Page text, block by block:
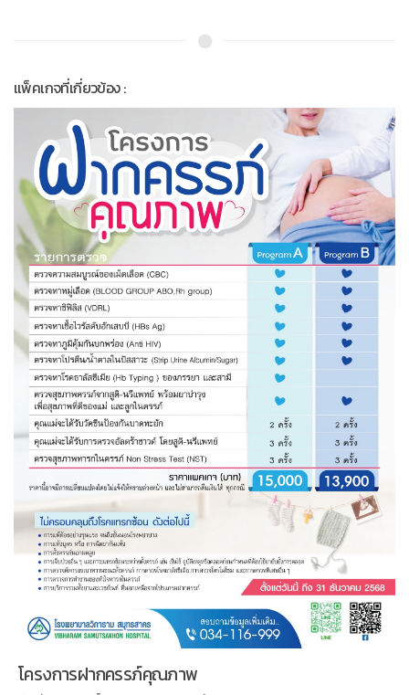
แพ็คเกจที่เกี่ยวข้อง :
โครงการฝากครรภ์คุณภาพ